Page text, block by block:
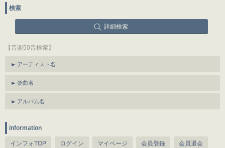
検索
詳細検索
【音楽50音検索】
アーティスト名
楽曲名
アルバム名
information
インフォTOP ログイン マイページ 会員登録 会員退会